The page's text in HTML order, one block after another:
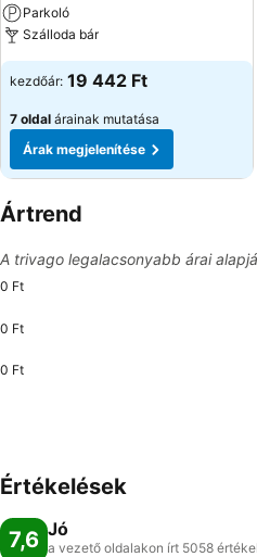
Parkoló
Szálloda bár
kezdőár: 19 442 Ft
7 oldal árainak mutatása
Árak megjelenítése
Ártrend
A trivago legalacsonyabb árai
0 Ft
0 Ft
0 Ft
Értékelések
7,6 Jó
a vezető oldalakon írt 5058